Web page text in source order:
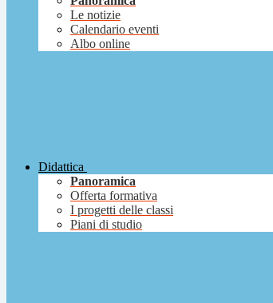
Le notizie
Calendario eventi
Albo online
Didattica
Panoramica
Offerta formativa
I progetti delle classi
Piani di studio